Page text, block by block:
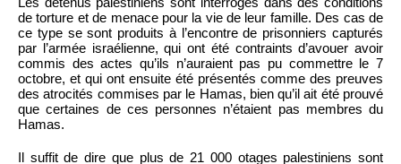
de torture et de menace pour la vie de leur famille. Des cas de
ce type se sont produits à l’encontre de prisonniers capturés
par l’armée israélienne, qui ont été contraints d’avouer avoir
commis des actes qu’ils n’auraient pas pu commettre le 7
octobre, et qui ont ensuite été présentés comme des preuves
des atrocités commises par le Hamas, bien qu’il ait été prouvé
que certaines de ces personnes n’étaient pas membres du
Hamas.
Il suffit de dire que plus de 21 000 otages palestiniens sont